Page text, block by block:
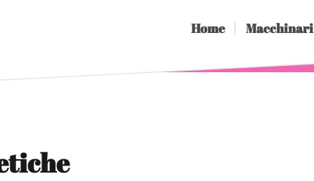
Home Macchinari